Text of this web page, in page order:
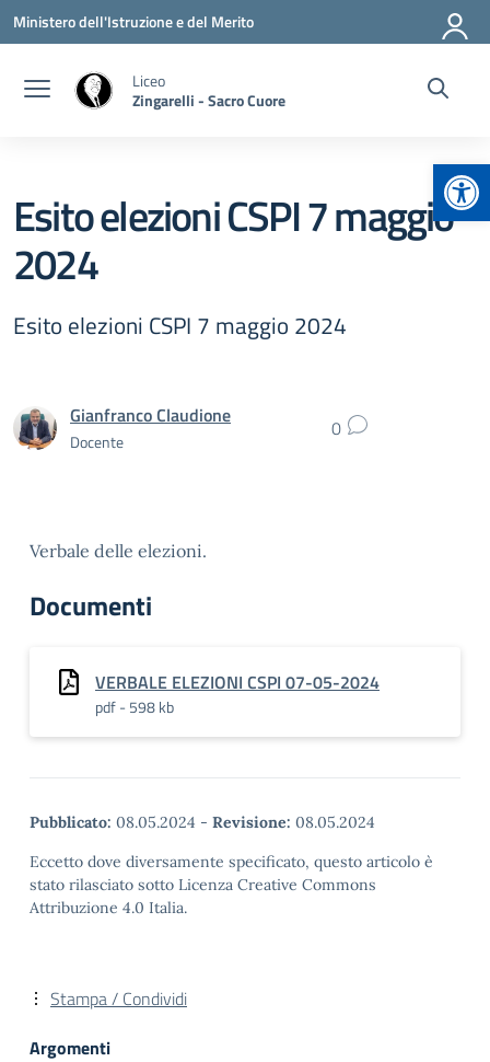
Vai ai contenuti
Vai al menu di navigazione
Vai al footer
Ministero dell'Istruzione e del Merito
Liceo
Zingarelli - Sacro Cuore
Esito elezioni CSPI 7 maggio
2024
Esito elezioni CSPI 7 maggio 2024
Gianfranco Claudione
Docente 0
Verbale delle elezioni.
Documenti
VERBALE ELEZIONI CSPI 07-05-2024
pdf - 598 kb
Pubblicato: 08.05.2024 - Revisione: 08.05.2024
Eccetto dove diversamente specificato, questo articolo è
stato rilasciato sotto Licenza Creative Commons
Attribuzione 4.0 Italia.
Stampa / Condividi
Argomenti